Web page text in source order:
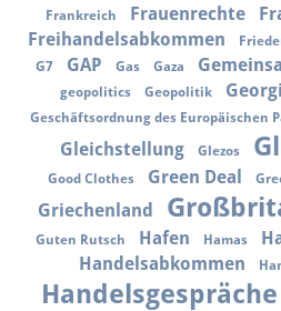
Frankreich Frauenrechte
Freihandelsabkommen
G7
GAP Gas Gaza
geopolitics
Geopolitik
Geschäftsordnung des Europäischen
Gleichstellung
Glezos
Good Clothes Green Deal
Griechenland
Guten Rutsch Hafen Hamas
Handelsabkommen
Handelsgespräche